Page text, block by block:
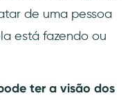
de uma pessoa
está fazendo ou
ter a visão dos